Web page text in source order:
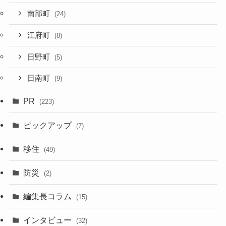
南部町 (24)
江府町 (8)
日野町 (5)
日南町 (9)
PR (223)
ピックアップ (7)
移住 (49)
防災 (2)
編集長コラム (15)
インタビュー (32)